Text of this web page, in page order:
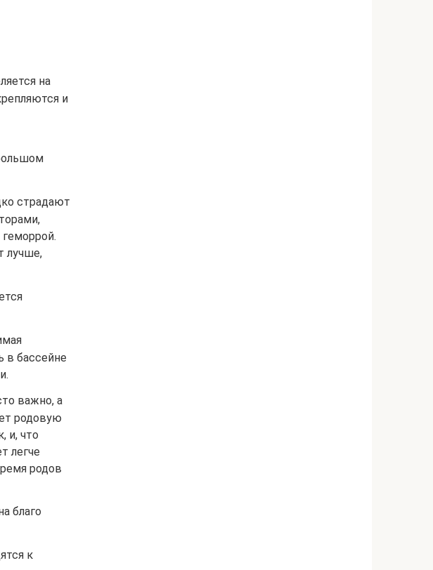
на
и
страдают
лучше,
в бассейне
важно, а
родовую
и, что
легче
родов
благо
к